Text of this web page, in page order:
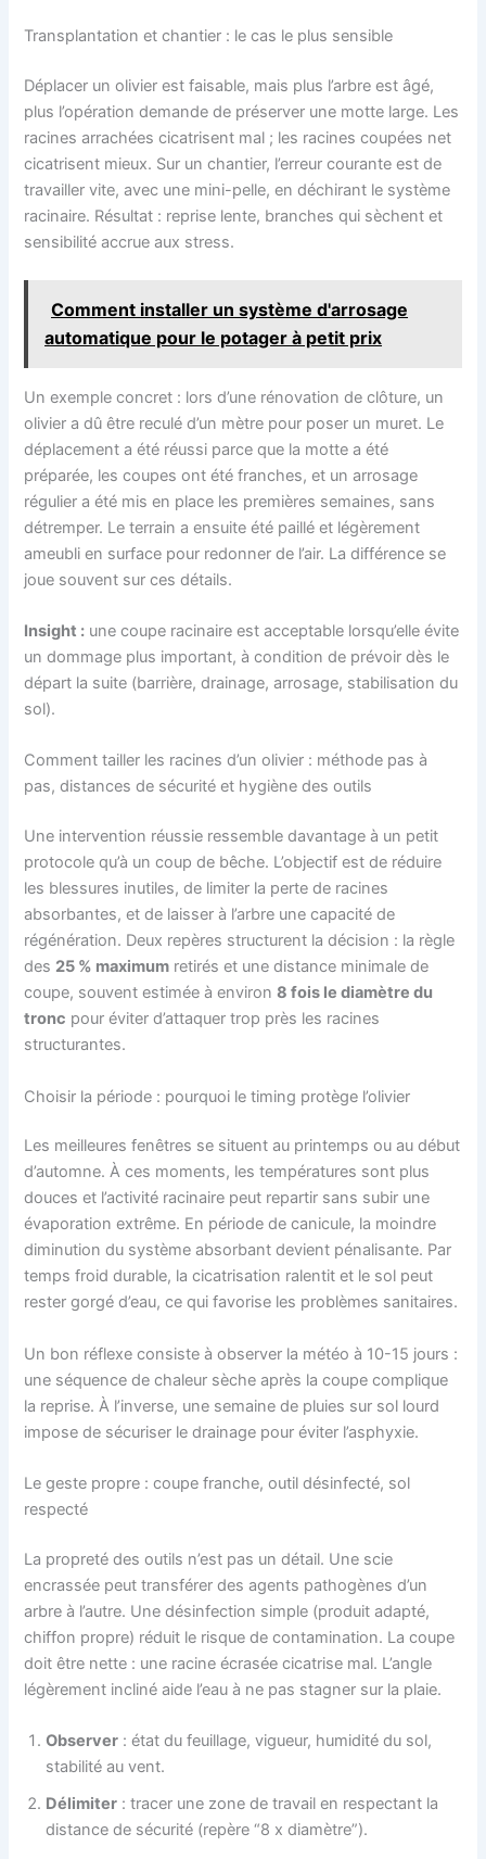
Transplantation et chantier : le cas le plus sensible
Déplacer un olivier est faisable, mais plus l’arbre est âgé,
plus l’opération demande de préserver une motte large. Les
racines arrachées cicatrisent mal ; les racines coupées net
cicatrisent mieux. Sur un chantier, l’erreur courante est de
travailler vite, avec une mini-pelle, en déchirant le système
racinaire. Résultat : reprise lente, branches qui sèchent et
sensibilité accrue aux stress.
Comment installer un système d'arrosage
automatique pour le potager à petit prix
Un exemple concret : lors d’une rénovation de clôture, un
olivier a dû être reculé d’un mètre pour poser un muret. Le
déplacement a été réussi parce que la motte a été
préparée, les coupes ont été franches, et un arrosage
régulier a été mis en place les premières semaines, sans
détremper. Le terrain a ensuite été paillé et légèrement
ameubli en surface pour redonner de l’air. La différence se
joue souvent sur ces détails.
Insight : une coupe racinaire est acceptable lorsqu’elle évite
un dommage plus important, à condition de prévoir dès le
départ la suite (barrière, drainage, arrosage, stabilisation du
sol).
Comment tailler les racines d’un olivier : méthode pas à
pas, distances de sécurité et hygiène des outils
Une intervention réussie ressemble davantage à un petit
protocole qu’à un coup de bêche. L’objectif est de réduire
les blessures inutiles, de limiter la perte de racines
absorbantes, et de laisser à l’arbre une capacité de
régénération. Deux repères structurent la décision : la règle
des 25 % maximum retirés et une distance minimale de
coupe, souvent estimée à environ8 fois le diamètre du
tronc pour éviter d’attaquer trop près les racines
structurantes.
Choisir la période : pourquoi le timing protège l’olivier
Les meilleures fenêtres se situent au printemps ou au début
d’automne. À ces moments, les températures sont plus
douces et l’activité racinaire peut repartir sans subir une
évaporation extrême. En période de canicule, la moindre
diminution du système absorbant devient pénalisante. Par
temps froid durable, la cicatrisation ralentit et le sol peut
rester gorgé d’eau, ce qui favorise les problèmes sanitaires.
Un bon réflexe consiste à observer la météo à 10-15 jours :
une séquence de chaleur sèche après la coupe complique
la reprise. À l’inverse, une semaine de pluies sur sol lourd
impose de sécuriser le drainage pour éviter l’asphyxie.
Le geste propre : coupe franche, outil désinfecté, sol
respecté
La propreté des outils n’est pas un détail. Une scie
encrassée peut transférer des agents pathogènes d’un
arbre à l’autre. Une désinfection simple (produit adapté,
chiffon propre) réduit le risque de contamination. La coupe
doit être nette : une racine écrasée cicatrise mal. L’angle
légèrement incliné aide l’eau à ne pas stagner sur la plaie.
Observer : état du feuillage, vigueur, humidité du sol,
stabilité au vent.
Délimiter : tracer une zone de travail en respectant la
distance de sécurité (repère “8 x diamètre”).